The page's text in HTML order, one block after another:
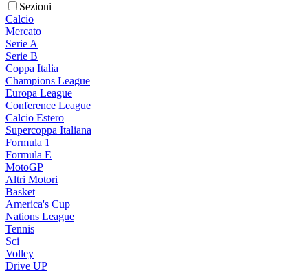
Sezioni
Calcio
Mercato
Serie A
Serie B
Coppa Italia
Champions League
Europa League
Conference League
Calcio Estero
Supercoppa Italiana
Formula 1
Formula E
MotoGP
Altri Motori
Basket
America's Cup
Nations League
Tennis
Sci
Volley
Drive UP